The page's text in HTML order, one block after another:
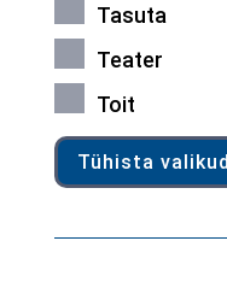
Tasuta
Teater
Toit
Tühista valikud